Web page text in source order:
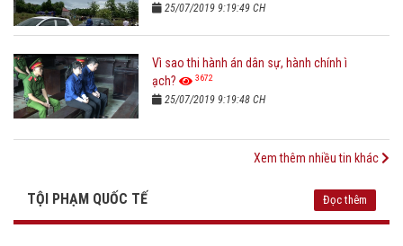
25/07/2019 9:19:49 CH
Vì sao thi hành án dân sự, hành chính ì
ạch?
3672
25/07/2019 9:19:48 CH
Xem thêm nhiều tin khác
TỘI PHẠM QUỐC TẾ Đọc thêm